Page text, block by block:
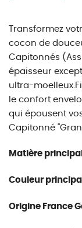
Transformez
cocon de
Capitonnés
épaisseur
ultra-
le confort
qui épousent
Capitonné
Matière
Couleur
Origine France